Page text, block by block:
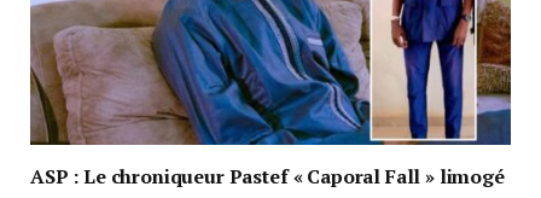
ASP : Le chroniqueur Pastef « Caporal Fall » limogé